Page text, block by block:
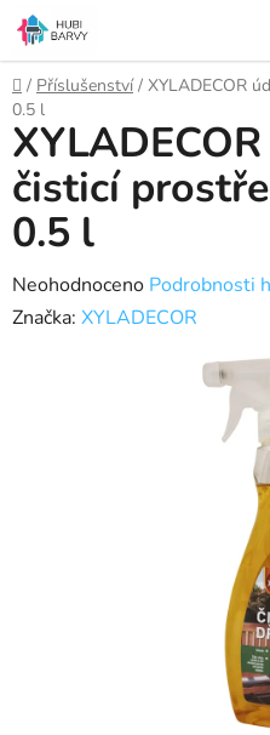
Přejít
na
obsah
Domů
/ Příslušenství / XYLADECOR
0.5 l
čisticí
0.5 l
Průměrné
hodnocení
Neohodnoceno Podrobnosti
Značka: XYLADECOR